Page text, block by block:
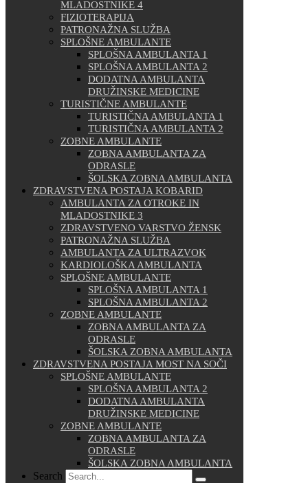
MLADOSTNIKE 4
FIZIOTERAPIJA
PATRONAŽNA SLUŽBA
SPLOŠNE AMBULANTE
SPLOŠNA AMBULANTA 1
SPLOŠNA AMBULANTA 2
DODATNA AMBULANTA
DRUŽINSKE MEDICINE
TURISTIČNE AMBULANTE
TURISTIČNA AMBULANTA 1
TURISTIČNA AMBULANTA 2
ZOBNE AMBULANTE
ZOBNA AMBULANTA ZA
ODRASLE
ŠOLSKA ZOBNA AMBULANTA
ZDRAVSTVENA POSTAJA KOBARID
AMBULANTA ZA OTROKE IN
MLADOSTNIKE 3
ZDRAVSTVENO VARSTVO ŽENSK
PATRONAŽNA SLUŽBA
AMBULANTA ZA ULTRAZVOK
KARDIOLOŠKA AMBULANTA
SPLOŠNE AMBULANTE
SPLOŠNA AMBULANTA 1
SPLOŠNA AMBULANTA 2
ZOBNE AMBULANTE
ZOBNA AMBULANTA ZA
ODRASLE
ŠOLSKA ZOBNA AMBULANTA
ZDRAVSTVENA POSTAJA MOST NA SOČI
SPLOŠNE AMBULANTE
SPLOŠNA AMBULANTA 2
DODATNA AMBULANTA
DRUŽINSKE MEDICINE
ZOBNE AMBULANTE
ZOBNA AMBULANTA ZA
ODRASLE
ŠOLSKA ZOBNA AMBULANTA
Search